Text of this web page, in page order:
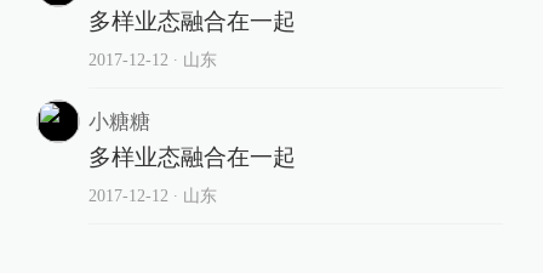
多样业态融合在一起
2017-12-12 ∙ 山东
小糖糖
多样业态融合在一起
2017-12-12 ∙ 山东